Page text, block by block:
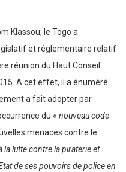
Klassou, le Togo a
et réglementaire relatif
réunion du Haut Conseil
A cet effet, il a énuméré
a fait adopter par
du « nouveau code
menaces contre le
la lutte contre la piraterie et
de ses pouvoirs de police en